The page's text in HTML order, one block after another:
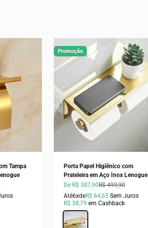
Tampa
Promoção
Porta Papel Higiênico com
Prateleira em Aço Inox Lenogue
Preço promocional
De R$ 387,90Preço normal
R$ 499,90
Até6xdeR$ 64,65 Sem Juros
R$ 38,79 em Cashback
Cor
Dourado (Duplo)